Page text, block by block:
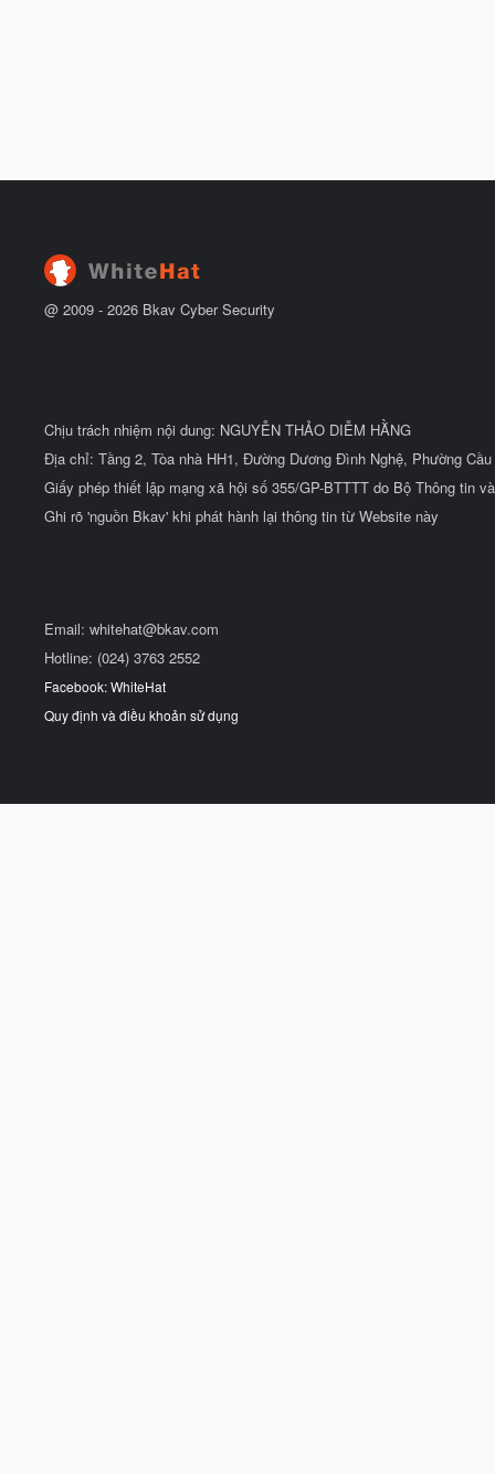
@ 2009 - 2026 Bkav Cyber Security
Chịu trách nhiệm nội dung: NGUYỄN THẢO DIỄM HẰNG
Địa chỉ: Tầng 2, Tòa nhà HH1, Đường Dương Đình Nghệ, Phường
Giấy phép thiết lập mạng xã hội số 355/GP-BTTTT do Bộ Thông tin
Ghi rõ 'nguồn Bkav' khi phát hành lại thông tin từ Website này
Email: whitehat@bkav.com
Hotline: (024) 3763 2552
Facebook: WhiteHat
Quy định và điều khoản sử dụng